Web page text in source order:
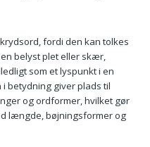
fordi den kan tolkes
belyst plet eller skær,
som et lyspunkt i en
betydning giver plads til
og ordformer, hvilket gør
længde, bøjningsformer og